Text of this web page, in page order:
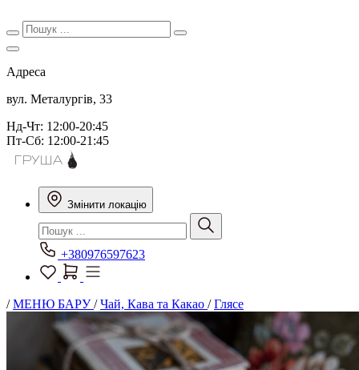
Адреса
вул. Металургів, 33
Нд-Чт: 12:00-20:45
Пт-Сб: 12:00-21:45
Змінити локацію
+380976597623
/МЕНЮ БАРУ/Чай, Кава та Какао /Глясе